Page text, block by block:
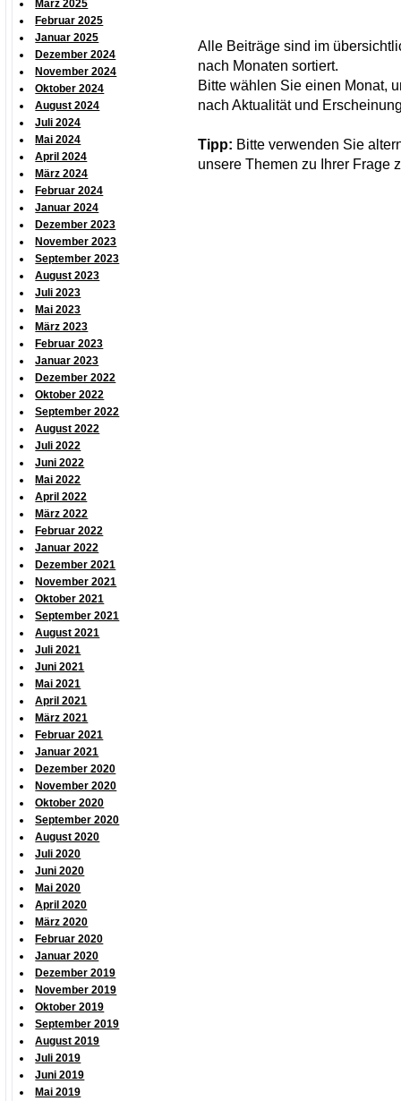
März 2025
Februar 2025
Januar 2025
Dezember 2024
November 2024
Oktober 2024
August 2024
Juli 2024
Mai 2024
April 2024
März 2024
Februar 2024
Januar 2024
Dezember 2023
November 2023
September 2023
August 2023
Juli 2023
Mai 2023
März 2023
Februar 2023
Januar 2023
Dezember 2022
Oktober 2022
September 2022
August 2022
Juli 2022
Juni 2022
Mai 2022
April 2022
März 2022
Februar 2022
Januar 2022
Dezember 2021
November 2021
Oktober 2021
September 2021
August 2021
Juli 2021
Juni 2021
Mai 2021
April 2021
März 2021
Februar 2021
Januar 2021
Dezember 2020
November 2020
Oktober 2020
September 2020
August 2020
Juli 2020
Juni 2020
Mai 2020
April 2020
März 2020
Februar 2020
Januar 2020
Dezember 2019
November 2019
Oktober 2019
September 2019
August 2019
Juli 2019
Juni 2019
Mai 2019
Alle Beiträge sind im
nach Monaten sortiert.
Bitte wählen Sie einen Monat,
nach Aktualität und
Tipp: Bitte verwenden Sie
unsere Themen zu Ihrer Frage